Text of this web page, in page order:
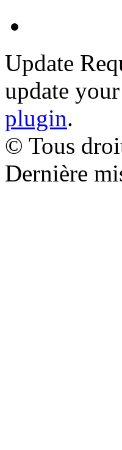
Update
update
plugin.
© Tous
Dernière